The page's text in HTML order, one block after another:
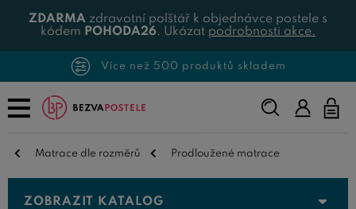
ZDARMA zdravotní polštář k objednávce postele s
kódem POHODA26. Ukázat podrobnosti akce.
Více než 500 produktů skladem
Napište,
co
Matrace dle rozměrů Prodloužené matrace
ZOBRAZIT KATALOG